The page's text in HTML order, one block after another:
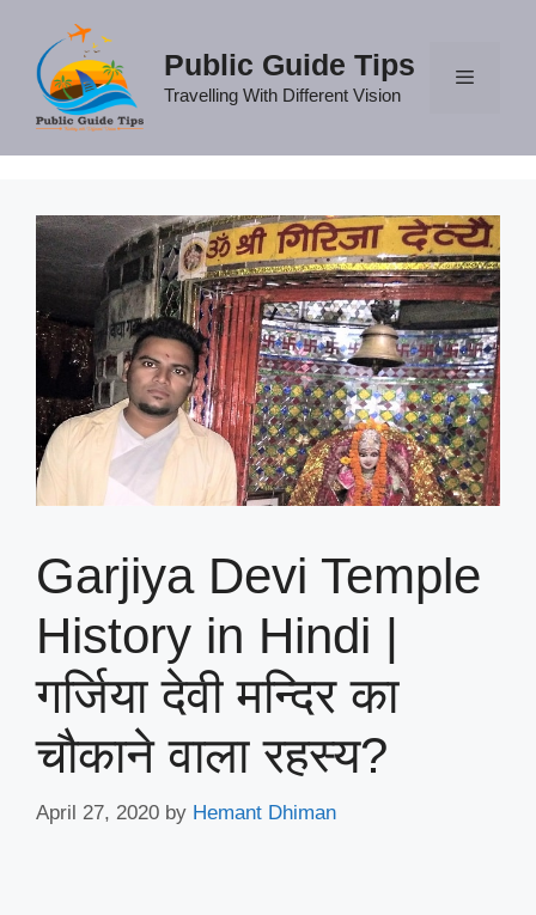
content
Public Guide Tips
Travelling With Different Vision
Garjiya Devi Temple
History in Hindi |
गर्जिया देवी मन्दिर का
चौकाने वाला रहस्य?
April 27, 2020 by Hemant Dhiman